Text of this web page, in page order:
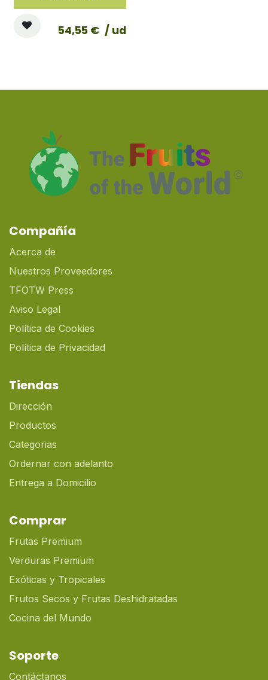
54,55 € / ud
Compañía
Acerca de
Nuestros Proveedores
TFOTW Press
Aviso Legal
Política de Cookies
Política de Privacidad
Tiendas
Dirección
Productos
Categorias
Ordernar con adelanto
Entrega a Domicilio
Comprar
Frutas Premium
Verduras Premium
Exóticas y Tropicales
Frutos Secos y Frutas Deshidratadas
Cocina del Mundo
Soporte
Contáctanos